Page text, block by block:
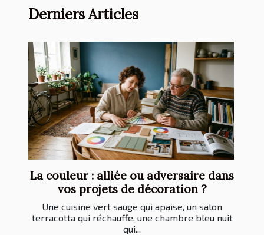
Derniers Articles
La couleur : alliée ou adversaire dans
vos projets de décoration ?
Une cuisine vert sauge qui apaise, un salon
terracotta qui réchauffe, une chambre bleu nuit
qui...